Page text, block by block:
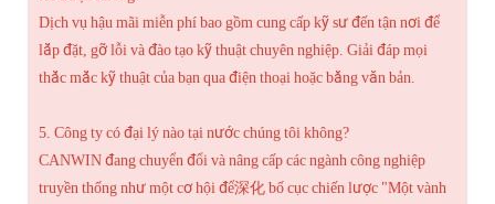
Dịch vụ hậu mãi miễn phí bao gồm cung cấp kỹ sư đến tận nơi để
lắp đặt, gỡ lỗi và đào tạo kỹ thuật chuyên nghiệp. Giải đáp mọi
thắc mắc kỹ thuật của bạn qua điện thoại hoặc bằng văn bản.
5. Công ty có đại lý nào tại nước chúng tôi không?
CANWIN đang chuyển đổi và nâng cấp các ngành công nghiệp
truyền thống như một cơ hội để深化 bố cục chiến lược "Một vành